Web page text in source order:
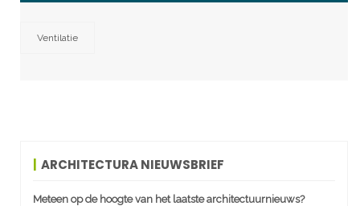
Ventilatie
ARCHITECTURA NIEUWSBRIEF
Meteen op de hoogte van het laatste architectuurnieuws?